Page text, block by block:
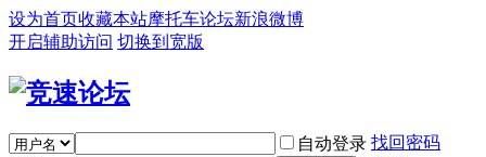
设为首页收藏本站摩托车论坛新浪微博
开启辅助访问 切换到宽版
自动登录 找回密码